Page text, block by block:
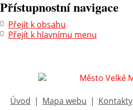
Přístupnostní navigace
Přejít k obsahu
Přejít k hlavnímu menu
Úvod | Mapa webu | Kontakty